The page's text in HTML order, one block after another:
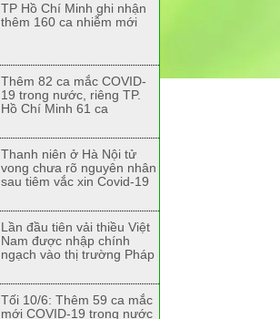
TP Hồ Chí Minh ghi nhận
thêm 160 ca nhiễm mới
Thêm 82 ca mắc COVID-
19 trong nước, riêng TP.
Hồ Chí Minh 61 ca
Thanh niên ở Hà Nội tử
vong chưa rõ nguyên nhân
sau tiêm vắc xin Covid-19
Lần đầu tiên vải thiều Việt
Nam được nhập chính
ngạch vào thị trường Pháp
Tối 10/6: Thêm 59 ca mắc
mới COVID-19 trong nước